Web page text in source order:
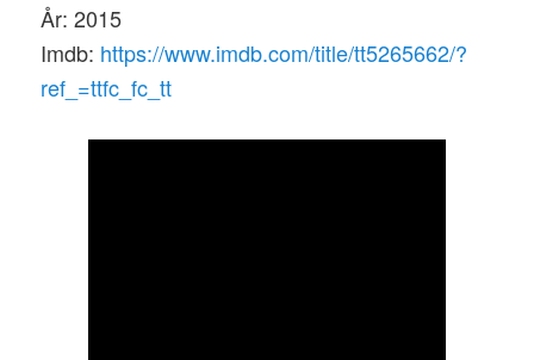
År: 2015
Imdb: https://www.imdb.com/title/tt5265662/?
ref_=ttfc_fc_tt